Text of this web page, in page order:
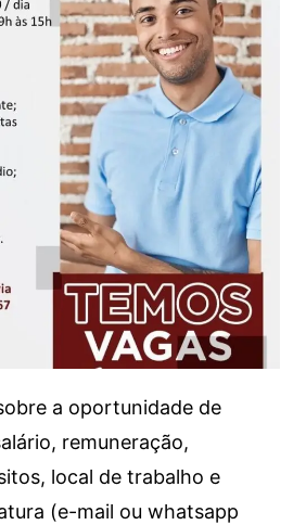
a oportunidade de
remuneração,
local de trabalho e
(e-mail ou whatsapp